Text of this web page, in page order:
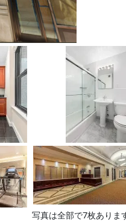
写真は全部で7枚ありま